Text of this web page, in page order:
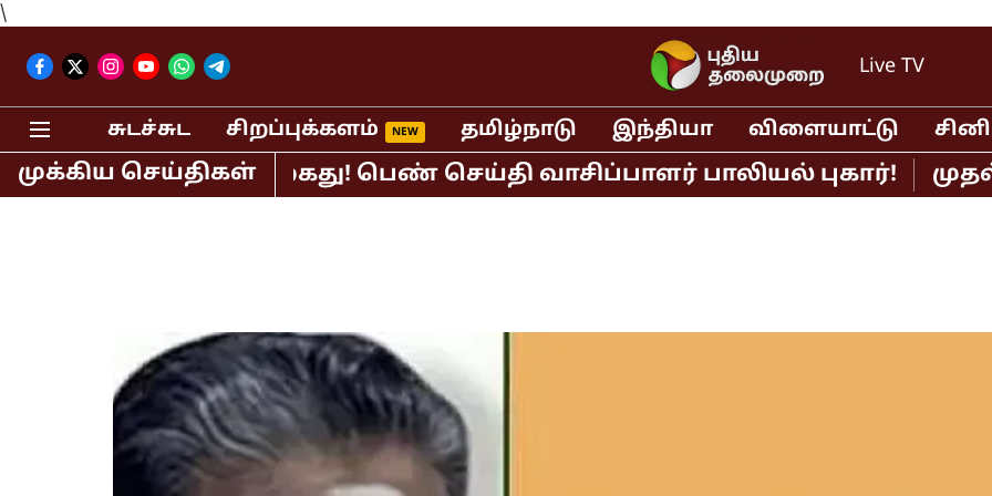
\
Live TV
சுடச்சுட சிறப்புக்களம் தமிழ்நாடு இந்தியா விளையாட்டு
முக்கிய செய்திகள்
பி.ஆர்.சுந்தர் கைது! பெண் செய்தி வாசிப்பாளர் பாலியல் புகார்! முதல்வர்